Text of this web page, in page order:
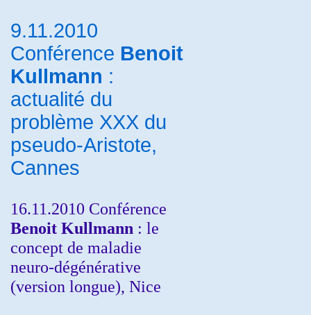
9.11.2010
Conférence Benoit
Kullmann :
actualité du
problème XXX du
pseudo-Aristote,
Cannes
16.11.2010 Conférence
Benoit Kullmann : le
concept de maladie
neuro-dégénérative
(version longue), Nice